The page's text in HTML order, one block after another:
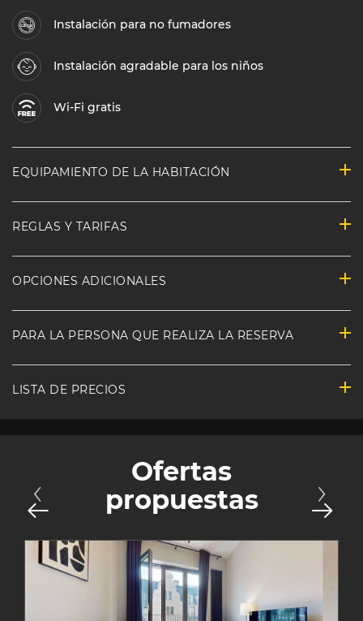
Instalación para no fumadores
Instalación agradable para los niños
Wi-Fi gratis
EQUIPAMIENTO DE LA HABITACIÓN
REGLAS Y TARIFAS
OPCIONES ADICIONALES
PARA LA PERSONA QUE REALIZA LA RESERVA
LISTA DE PRECIOS
Ofertas
propuestas